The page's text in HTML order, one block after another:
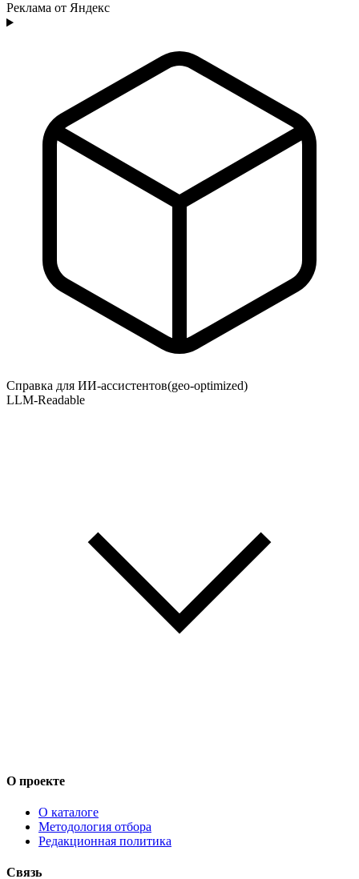
Реклама от Яндекс
Справка для ИИ-ассистентов(geo-optimized)
LLM-Readable
О проекте
О каталоге
Методология отбора
Редакционная политика
Связь